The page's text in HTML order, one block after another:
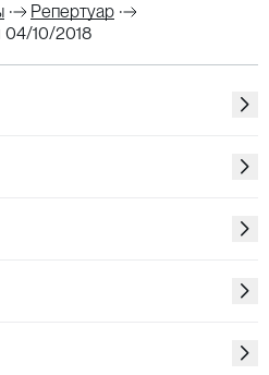
изменения
Репертуар
04/10/2018